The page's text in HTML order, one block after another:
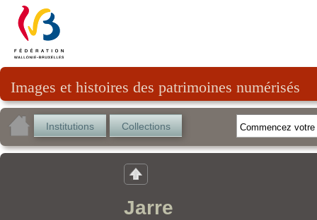
Images et histoires des patrimoines numérisés
Institutions Collections
Jarre